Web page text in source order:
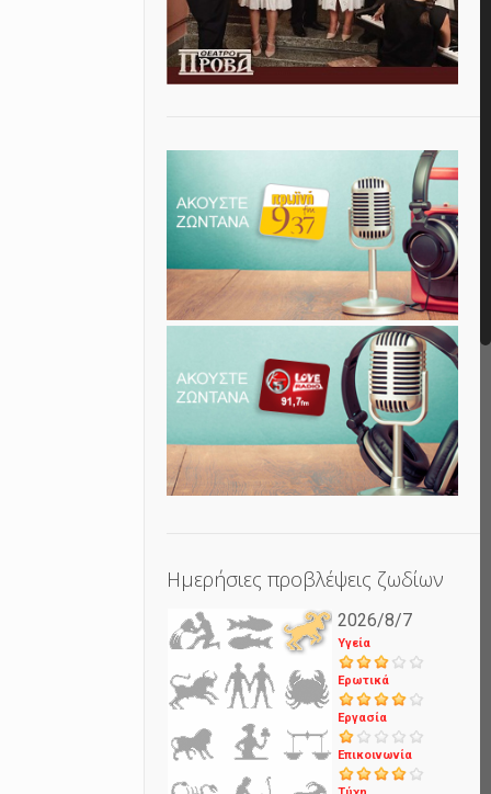
Ημερήσιες προβλέψεις ζωδίων
2026/8/7
Υγεία
Ερωτικά
Εργασία
Επικοινωνία